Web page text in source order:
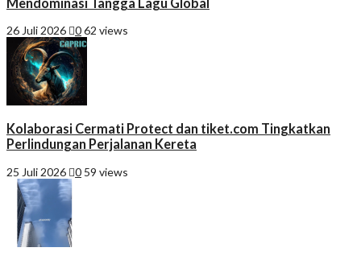
26 Juli 2026 062 views
Kolaborasi Cermati Protect dan tiket.com Tingkatkan
Perlindungan Perjalanan Kereta
25 Juli 2026 0 59 views